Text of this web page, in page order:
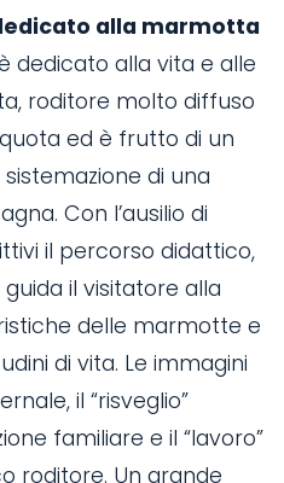
alla marmotta
dedicato alla vita e alle
roditore molto diffuso
ed è frutto di un
di una
Con l’ausilio di
il percorso didattico,
il visitatore alla
delle marmotte e
di vita. Le immagini
il “risveglio”
familiare e il “lavoro”
roditore. Un grande